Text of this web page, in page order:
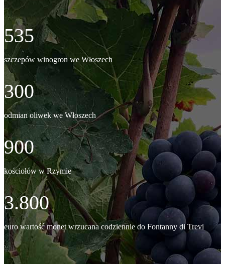
535
szczepów winogron we Włoszech
300
odmian oliwek we Włoszech
900
kościołów w Rzymie
3.800
euro wartość monet wrzucana codziennie do Fontanny di Trevi